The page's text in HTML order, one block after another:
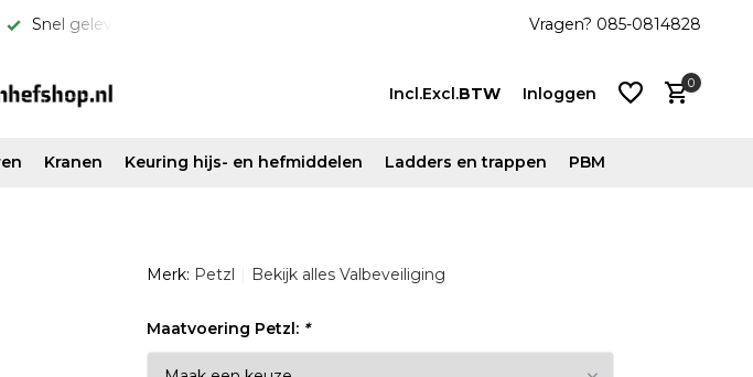
Vanaf €500 ex. btw gratis verzonden Vragen? 085-0814828
Incl.Excl.BTW Inloggen
0
Kranen Keuring hijs- en hefmiddelen Ladders en trappen PBM
Merk: Petzl Bekijk alles Valbeveiliging
Maatvoering Petzl: *